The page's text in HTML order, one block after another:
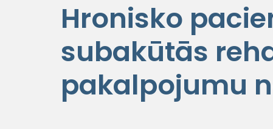
Hronisko
subakūtās
pakalpojumu